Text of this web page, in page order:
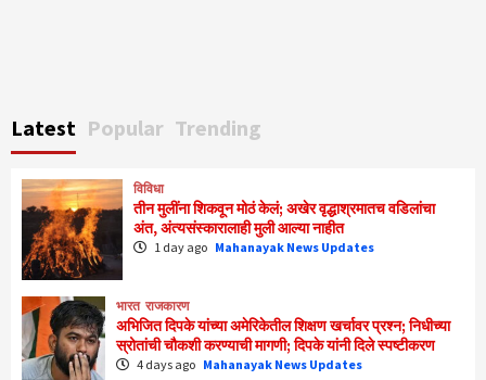
Latest Popular Trending
विविधा
तीन मुलींना शिकवून मोठं केलं; अखेर वृद्धाश्रमातच वडिलांचा
अंत, अंत्यसंस्कारालाही मुली आल्या नाहीत
1 day ago Mahanayak News Updates
भारत राजकारण
अभिजित दिपके यांच्या अमेरिकेतील शिक्षण खर्चावर प्रश्न; निधीच्या
स्रोतांची चौकशी करण्याची मागणी; दिपके यांनी दिले स्पष्टीकरण
4 days ago Mahanayak News Updates